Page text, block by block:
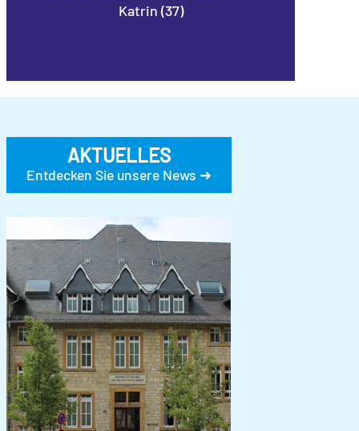
Katrin (37)
AKTUELLES
Entdecken Sie unsere News ➜